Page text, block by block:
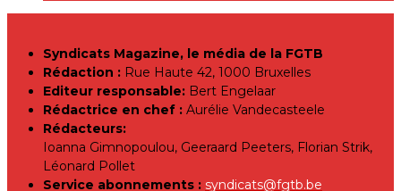
Syndicats Magazine, le média de la FGTB
Rédaction : Rue Haute 42, 1000 Bruxelles
Editeur responsable: Bert Engelaar
Rédactrice en chef : Aurélie Vandecasteele
Rédacteurs:
Ioanna Gimnopoulou, Geeraard Peeters, Florian Strik,
Léonard Pollet
Service abonnements : syndicats@fgtb.be